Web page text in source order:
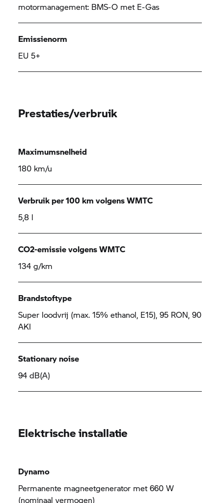
motormanagement: BMS-O met E-Gas
Emissienorm
EU 5+
Prestaties/verbruik
Maximumsnelheid
180 km/u
Verbruik per 100 km volgens WMTC
5,8 l
CO2-emissie volgens WMTC
134 g/km
Brandstoftype
Super loodvrij (max. 15% ethanol, E15), 95 RON, 90
AKI
Stationary noise
94 dB(A)
Elektrische installatie
Dynamo
Permanente magneetgenerator met 660 W
(nominaal vermogen)